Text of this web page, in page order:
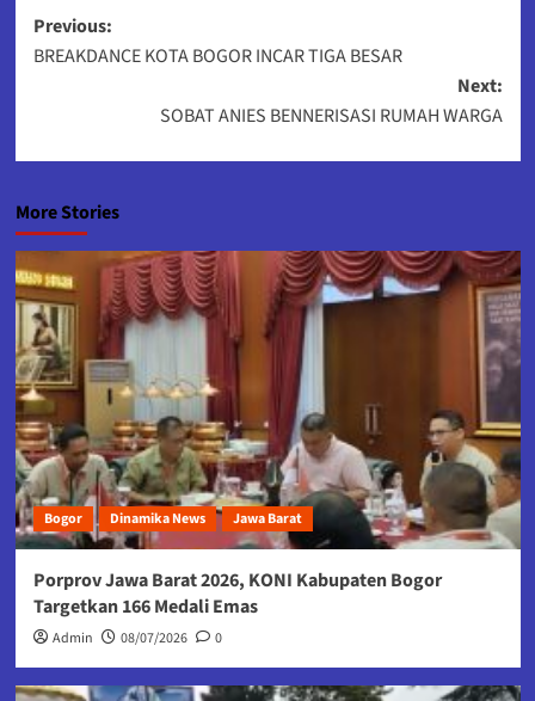
Post
navigation
Previous:
BREAKDANCE KOTA BOGOR INCAR TIGA BESAR
Next:
SOBAT ANIES BENNERISASI RUMAH WARGA
More Stories
Bogor Dinamika News Jawa Barat
Porprov Jawa Barat 2026, KONI Kabupaten Bogor
Targetkan 166 Medali Emas
Admin 08/07/2026 0